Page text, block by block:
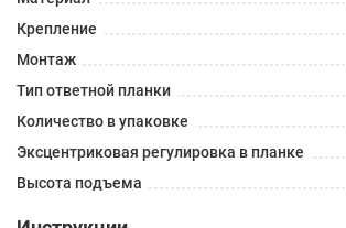
Крепление
Монтаж
Тип ответной планки
Количество в упаковке
Эксцентриковая регулировка в планке
Высота подъема